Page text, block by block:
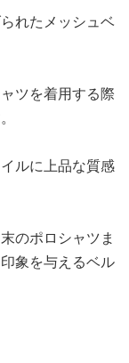
れたメッシュベ
ツを着用する際
ルに上品な質感
のポロシャツま
象を与えるベル